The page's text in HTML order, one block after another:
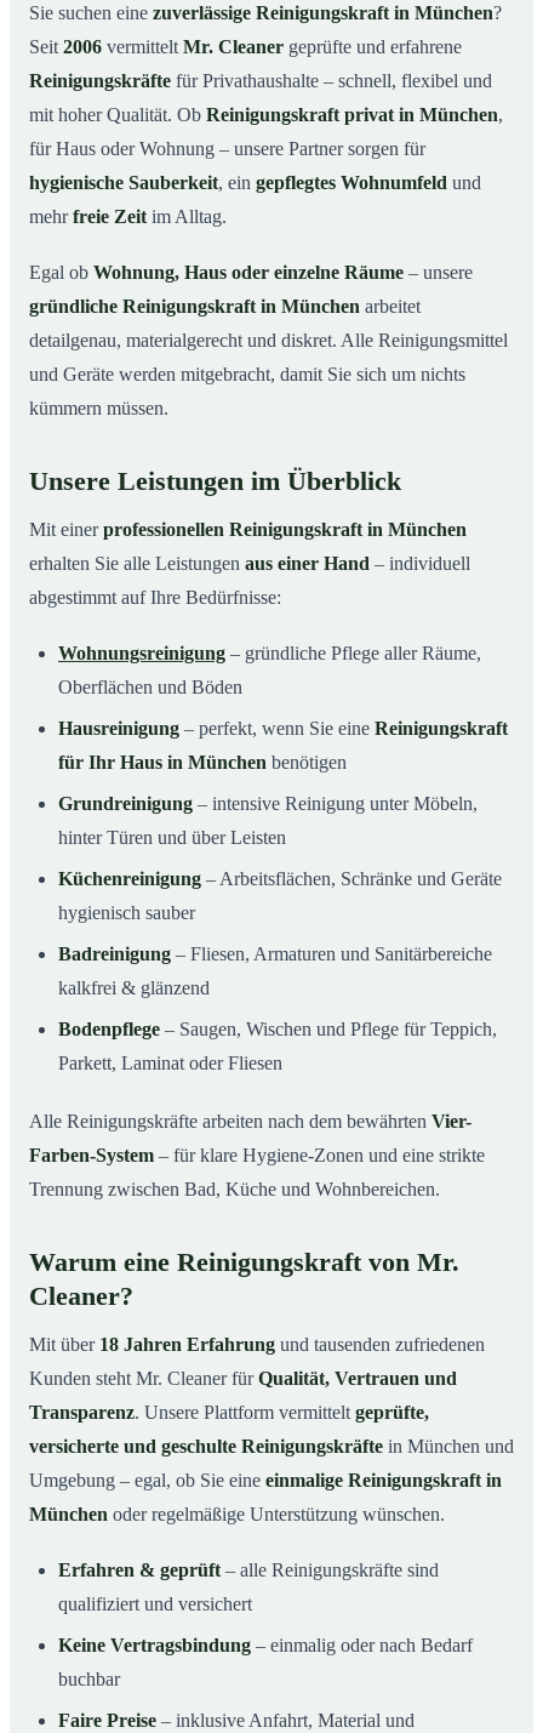
03Warum eine Reinigungskraft von Mr. Cleaner?
04So läuft die Buchung einer Reinigungskraft ab
05Typische Anlässe für eine Reinigungskraft
07Jetzt Reinigungskraft buchen
08So einfach buchen Sie eine Reinigungskraft in
Sie suchen eine zuverlässige Reinigungskraft in München?
Seit 2006 vermittelt Mr. Cleaner geprüfte und erfahrene
Reinigungskräfte für Privathaushalte – schnell, flexibel und
mit hoher Qualität. Ob Reinigungskraft privat in München,
für Haus oder Wohnung – unsere Partner sorgen für
hygienische Sauberkeit, ein gepflegtes Wohnumfeld und
mehrfreie Zeit im Alltag.
Egal ob Wohnung, Haus oder einzelne Räume – unsere
gründliche Reinigungskraft in München arbeitet
detailgenau, materialgerecht und diskret. Alle Reinigungsmittel
und Geräte werden mitgebracht, damit Sie sich um nichts
kümmern müssen.
Unsere Leistungen im Überblick
Mit einerprofessionellen Reinigungskraft in München
erhalten Sie alle Leistungen aus einer Hand – individuell
abgestimmt auf Ihre Bedürfnisse:
Wohnungsreinigung – gründliche Pflege aller Räume,
Oberflächen und Böden
Hausreinigung – perfekt, wenn Sie eine Reinigungskraft
für Ihr Haus in München benötigen
Grundreinigung – intensive Reinigung unter Möbeln,
hinter Türen und über Leisten
Küchenreinigung – Arbeitsflächen, Schränke und Geräte
hygienisch sauber
Badreinigung – Fliesen, Armaturen und Sanitärbereiche
kalkfrei & glänzend
Bodenpflege – Saugen, Wischen und Pflege für Teppich,
Parkett, Laminat oder Fliesen
Alle Reinigungskräfte arbeiten nach dem bewährten Vier-
Farben-System – für klare Hygiene-Zonen und eine strikte
Trennung zwischen Bad, Küche und Wohnbereichen.
Warum eine Reinigungskraft von Mr.
Cleaner?
Mit über 18 Jahren Erfahrung und tausenden zufriedenen
Kunden steht Mr. Cleaner fürQualität, Vertrauen und
Transparenz. Unsere Plattform vermittelt geprüfte,
versicherte und geschulte Reinigungskräfte in München und
Umgebung – egal, ob Sie eine einmalige Reinigungskraft in
München oder regelmäßige Unterstützung wünschen.
Erfahren & geprüft – alle Reinigungskräfte sind
qualifiziert und versichert
Keine Vertragsbindung – einmalig oder nach Bedarf
buchbar
Faire Preise – inklusive Anfahrt, Material und